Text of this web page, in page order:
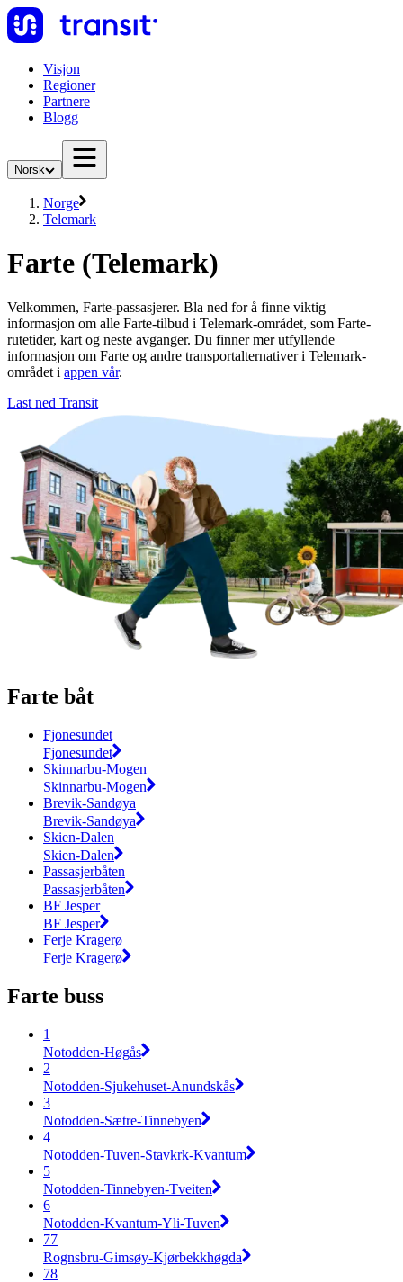
Visjon
Regioner
Partnere
Blogg
Norsk
Norge
Telemark
Farte (Telemark)
Velkommen, Farte-passasjerer. Bla ned for å finne viktig
informasjon om alle Farte-tilbud i Telemark-området, som Farte-
rutetider, kart og neste avganger. Du finner mer utfyllende
informasjon om Farte og andre transportalternativer i Telemark-
området i appen vår.
Last ned Transit
Farte båt
Fjonesundet
Fjonesundet
Skinnarbu-Mogen
Skinnarbu-Mogen
Brevik-Sandøya
Brevik-Sandøya
Skien-Dalen
Skien-Dalen
Passasjerbåten
Passasjerbåten
BF Jesper
BF Jesper
Ferje Kragerø
Ferje Kragerø
Farte buss
1
Notodden-Høgås
2
Notodden-Sjukehuset-Anundskås
3
Notodden-Sætre-Tinnebyen
4
Notodden-Tuven-Stavkrk-Kvantum
5
Notodden-Tinnebyen-Tveiten
6
Notodden-Kvantum-Yli-Tuven
77
Rognsbru-Gimsøy-Kjørbekkhøgda
78